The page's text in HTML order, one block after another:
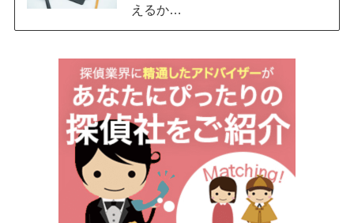
えるか…